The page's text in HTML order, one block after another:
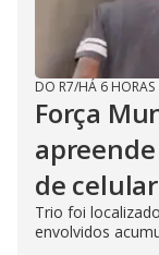
DO R7/HÁ 6 HORAS
Força
de
Trio foi
envolvidos